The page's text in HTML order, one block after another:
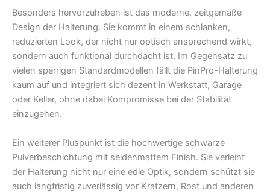
Besonders hervorzuheben ist das moderne, zeitgemäße
Design der Halterung. Sie kommt in einem schlanken,
reduzierten Look, der nicht nur optisch ansprechend wirkt,
sondern auch funktional durchdacht ist. Im Gegensatz zu
vielen sperrigen Standardmodellen fällt die PinPro-Halterung
kaum auf und integriert sich dezent in Werkstatt, Garage
oder Keller, ohne dabei Kompromisse bei der Stabilität
einzugehen.
Ein weiterer Pluspunkt ist die hochwertige schwarze
Pulverbeschichtung mit seidenmattem Finish. Sie verleiht
der Halterung nicht nur eine edle Optik, sondern schützt sie
auch langfristig zuverlässig vor Kratzern, Rost und anderen